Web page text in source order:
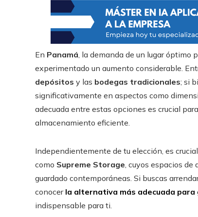
En Panamá, la demanda de un lugar óptimo
experimentado un aumento considerable.
depósitos y las bodegas tradicionales; si
significativamente en aspectos como
adecuada entre estas opciones es crucial
almacenamiento eficiente.
Independientemente de tu elección, es
como Supreme Storage, cuyos espacios
guardado contemporáneas. Si buscas
conocer la alternativa más adecuada
indispensable para ti.